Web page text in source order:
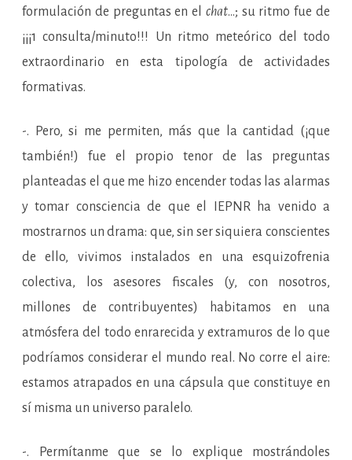
formulación de preguntas en el chat…; su ritmo fue de
¡¡¡1 consulta/minuto!!! Un ritmo meteórico del todo
extraordinario en esta tipología de actividades
formativas.
-. Pero, si me permiten, más que la cantidad (¡que
también!) fue el propio tenor de las preguntas
planteadas el que me hizo encender todas las alarmas
y tomar consciencia de que el IEPNR ha venido a
mostrarnos un drama: que, sin ser siquiera conscientes
de ello, vivimos instalados en una esquizofrenia
colectiva, los asesores fiscales (y, con nosotros,
millones de contribuyentes) habitamos en una
atmósfera del todo enrarecida y extramuros de lo que
podríamos considerar el mundo real. No corre el aire:
estamos atrapados en una cápsula que constituye en
sí misma un universo paralelo.
-. Permítanme que se lo explique mostrándoles